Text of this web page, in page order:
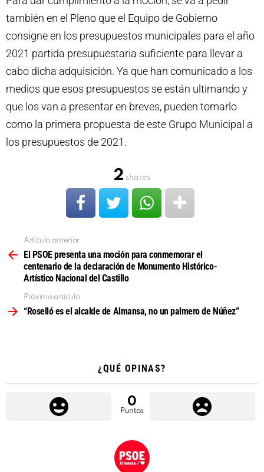
también en el Pleno que el Equipo de Gobierno
consigne en los presupuestos municipales para el año
2021 partida presupuestaria suficiente para llevar a
cabo dicha adquisición. Ya que han comunicado a los
medios que esos presupuestos se están ultimando y
que los van a presentar en breves, pueden tomarlo
como la primera propuesta de este Grupo Municipal a
los presupuestos de 2021.
2 shares
más
Artículo anterior
El PSOE presenta una moción para conmemorar el
centenario de la declaración de Monumento Histórico-
Artístico Nacional del Castillo
Próximo artículo
“Roselló es el alcalde de Almansa, no un palmero de Núñez”
¿QUÉ OPINAS?
0
Puntos